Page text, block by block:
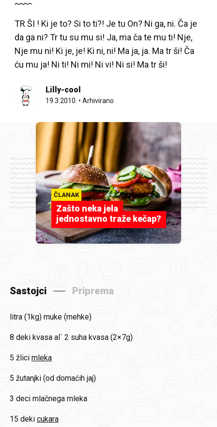
TR ŠI ! Ki je to? Si to ti?! Je tu On? Ni ga, ni. Ča je
da ga ni? Tr tu su mu si! Ja, ma ča te mu ti! Nje,
Nje mu ni! Ki je, je! Ki ni, ni! Ma ja, ja. Ma tr ši! Ča
ću mu ja! Ni ti! Ni mi! Ni vi! Ni si! Ma tr ši!
Lilly-cool
19.3.2010. • Arhivirano
ČLANAK
Zašto neka jela
jednostavno traže kečap?
Sastojci Priprema
litra (1kg) muke (mehke)
8 deki kvasa al` 2 suha kvasa (2×7g)
5 žlici mleka
5 žutanjki (od domaćih jaj)
3 deci mlačnega mleka
15 deki cukara